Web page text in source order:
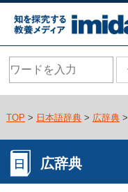
TOP > 日本語辞典> 広辞典>
広辞典